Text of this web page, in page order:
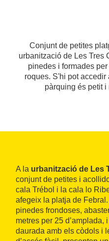
Conjunt de petites
urbanització de Les Tres
pinedes i formades
roques. S'hi pot accedir
pàrquing és petit
A la urbanització de Les
conjunt de petites i
cala Trébol i la cala lo
afegeix la platja de
pinedes frondoses,
metres per 25 d’amplada,
daurada amb els còdols i